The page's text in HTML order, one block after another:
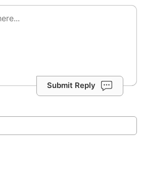
Submit Reply